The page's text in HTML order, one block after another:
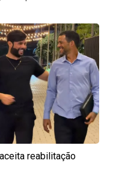
reabilitação